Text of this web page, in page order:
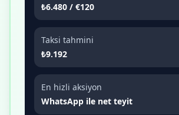
₺6.480 / €120
Taksi tahmini
₺9.192
En hizli aksiyon
WhatsApp ile net teyit